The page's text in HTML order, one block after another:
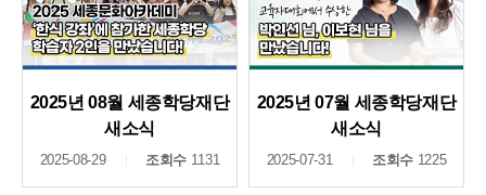
2025년 08월 세종학당재단
새소식
2025-08-29 조회수 1131
2025년 07월 세종학당재단
새소식
2025-07-31 조회수 1225